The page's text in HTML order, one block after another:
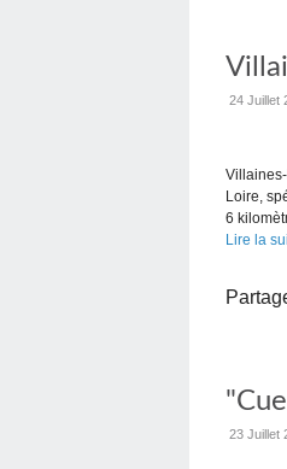
24 Juillet
Loire,
6
Lire la
23 Juillet